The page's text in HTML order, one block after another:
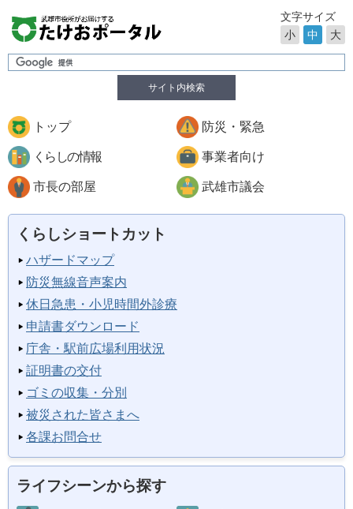
サイト内検索
文字サイズ
小
中 大
トップ 防災・緊急
くらしの情報 事業者向け
市長の部屋 武雄市議会
くらしショートカット
ハザードマップ
防災無線音声案内
休日急患・小児時間外診療
申請書ダウンロード
庁舎・駅前広場利用状況
証明書の交付
ゴミの収集・分別
被災された皆さまへ
各課お問合せ
ライフシーンから探す